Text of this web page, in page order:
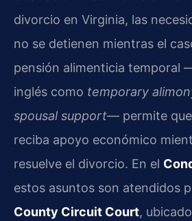
divorcio en Virginia, las
no se detienen mientras el
pensión alimenticia temporal
inglés como temporary
spousal support— permite
reciba apoyo económico
resuelve el divorcio. En el
estos asuntos son atendidos
County Circuit Court,